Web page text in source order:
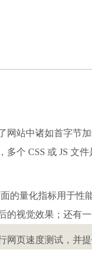
站中诸如首字节
个 CSS 或 JS 文件
的量化指标用于
视觉效果；还有
页速度测试，并提